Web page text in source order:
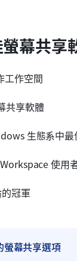
幕共享
工作空間
共享軟體
生態系中
使用
冠軍
螢幕共享選項